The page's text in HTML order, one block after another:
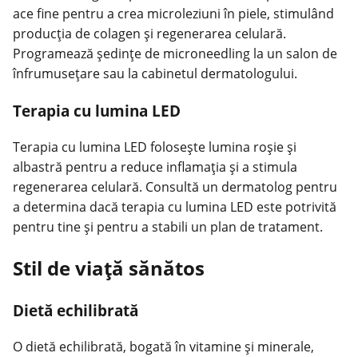
ace fine pentru a crea microleziuni în piele, stimulând
producția de colagen și regenerarea celulară.
Programează ședințe de microneedling la un salon de
înfrumusețare sau la cabinetul dermatologului.
Terapia cu lumina LED
Terapia cu lumina LED folosește lumina roșie și
albastră pentru a reduce inflamația și a stimula
regenerarea celulară. Consultă un dermatolog pentru
a determina dacă terapia cu lumina LED este potrivită
pentru tine și pentru a stabili un plan de tratament.
Stil de viață sănătos
Dietă echilibrată
O dietă echilibrată, bogată în vitamine și minerale,